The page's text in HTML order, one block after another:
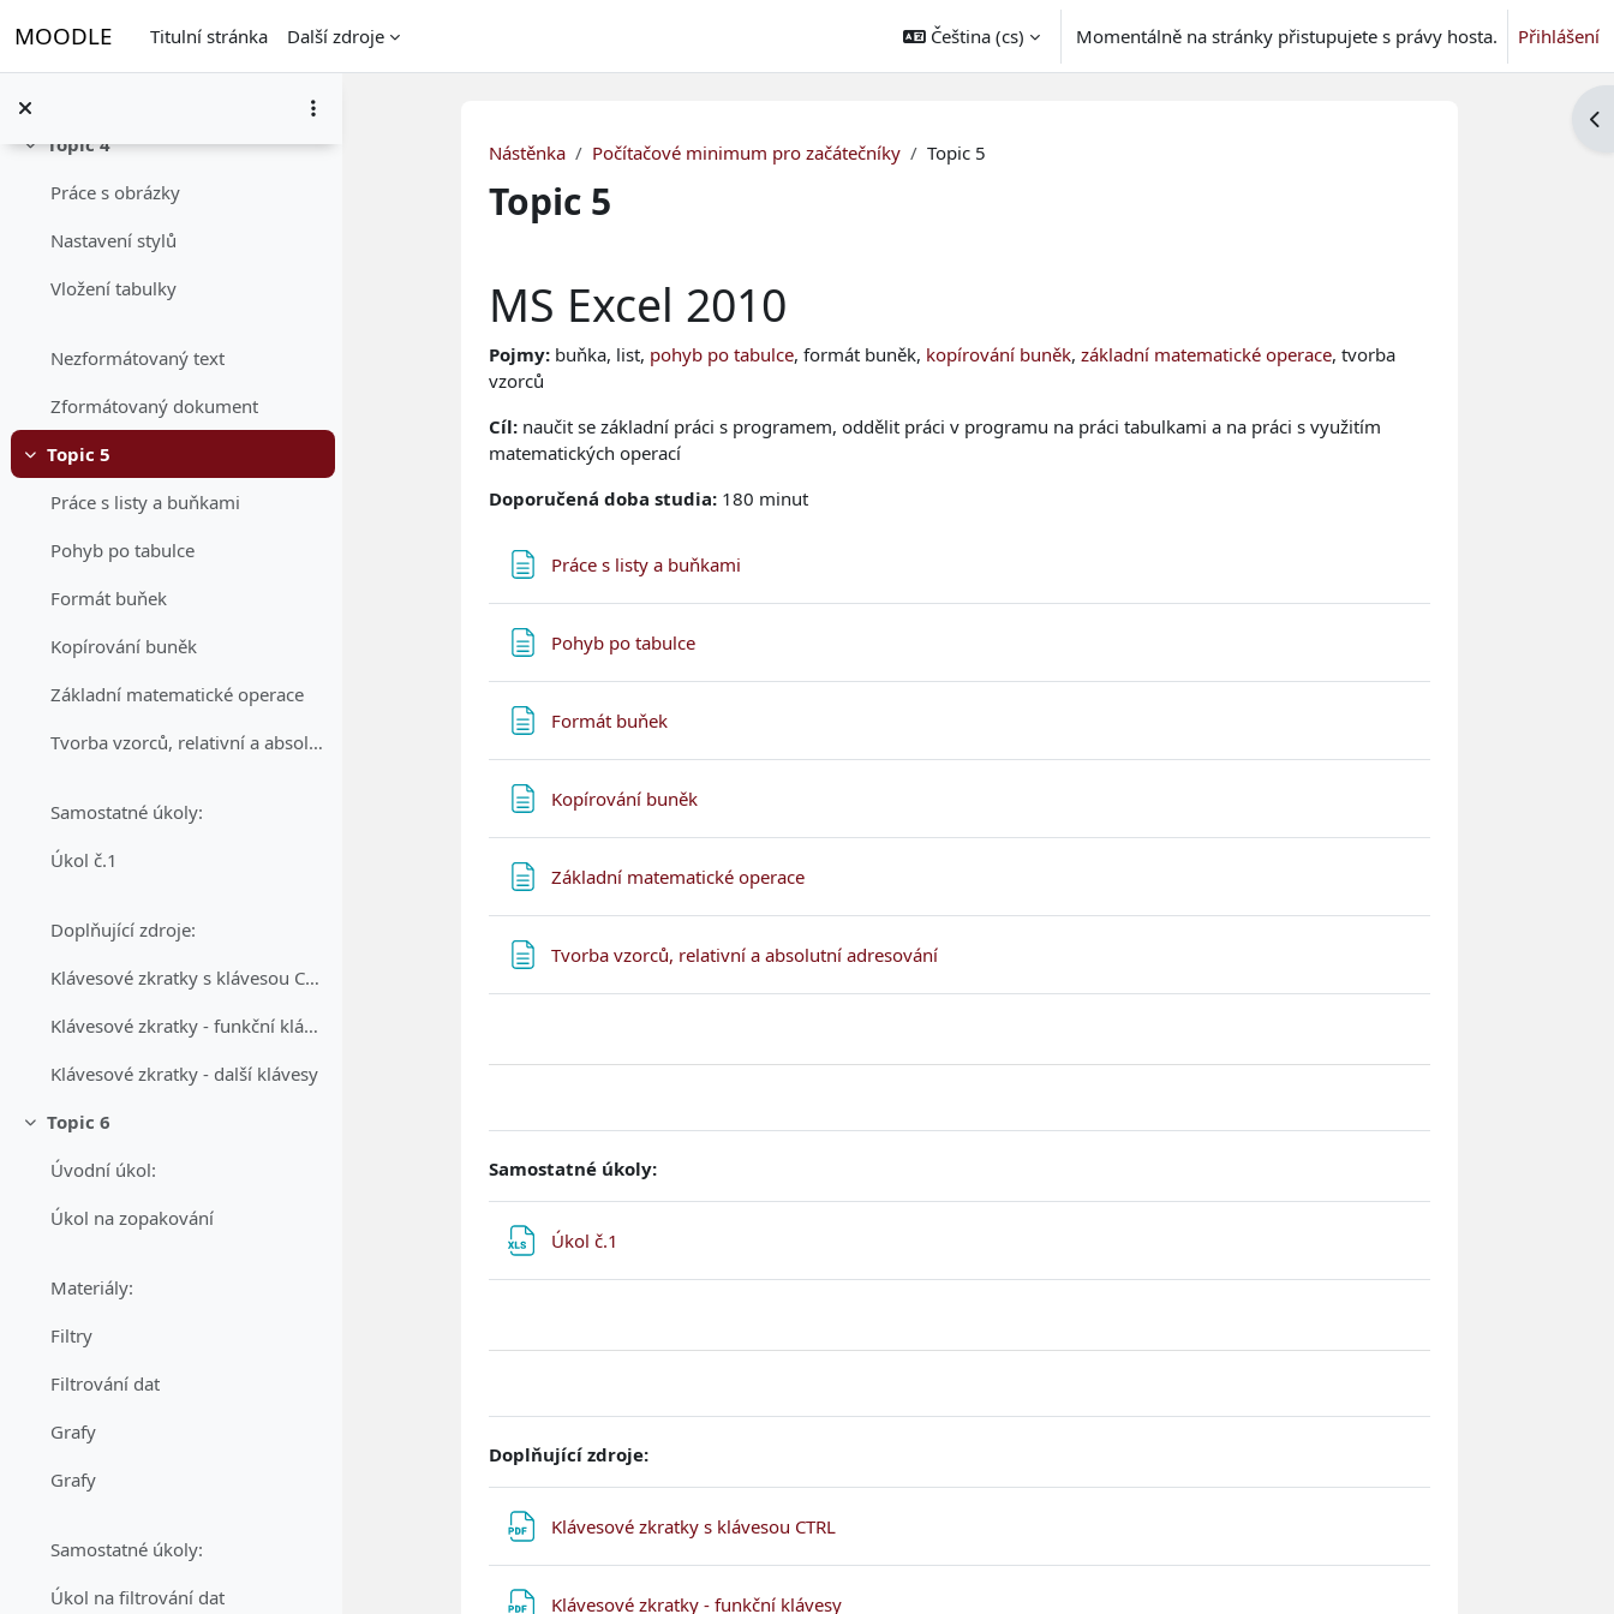
MOODLE Titulní stránka Další zdroje Čeština ‎(cs)‎ Momentálně na stránky přistupujete s právy hosta. Přihlášení
Shrnutí - doporučené nastavení dokumentu
SbalitTopic 4
Práce s obrázky
Nastavení stylů
Vložení tabulky
Nezformátovaný text
Zformátovaný dokument
Sbalit
Topic 5
Práce s listy a buňkami
Pohyb po tabulce
Formát buňek
Kopírování buněk
Základní matematické operace
Tvorba vzorců, relativní a absolutní adresování
Samostatné úkoly:
Úkol č.1
Doplňující zdroje:
Klávesové zkratky s klávesou CTRL
Klávesové zkratky - funkční klávesy
Klávesové zkratky - další klávesy
Sbalit
Topic 6
Úvodní úkol:
Úkol na zopakování
Materiály:
Filtry
Filtrování dat
Grafy
Grafy
Samostatné úkoly:
Úkol na filtrování dat
Nástěnka
Počítačové minimum pro začátečníky Topic 5
Topic 5
Osnova sekce
MS Excel 2010
Pojmy: buňka, list, pohyb po tabulce, formát buněk, kopírování buněk, základní matematické operace, tvorba
vzorců
Cíl: naučit se základní práci s programem, oddělit práci v programu na práci tabulkami a na práci s využitím
matematických operací
Doporučená doba studia:180 minut
Práce s listy a buňkamiStránka
Pohyb po tabulceStránka
Formát buňekStránka
Kopírování buněkStránka
Základní matematické operaceStránka
Tvorba vzorců, relativní a absolutní adresováníStránka
Samostatné úkoly:
Úkol č.1
Doplňující zdroje:
Klávesové zkratky s klávesou CTRL
Klávesové zkratky - funkční klávesy